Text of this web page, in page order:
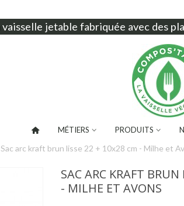
vaisselle jetable fabriquée avec des
MÉTIERS PRODUITS
Sac arc kraft brun lisse 22 + 10x28 cm - Milhe et
SAC ARC KRAFT
- MILHE ET AVONS